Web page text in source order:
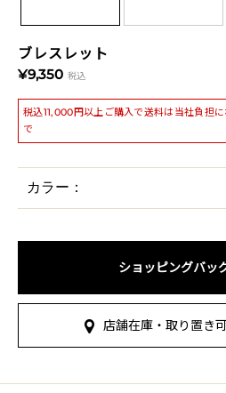
ブレスレット
¥9,350 税込
税込11,000円以上ご購入で送料は当社負担
で
カラー：
ショッピングバッ
店舗在庫・取り置き